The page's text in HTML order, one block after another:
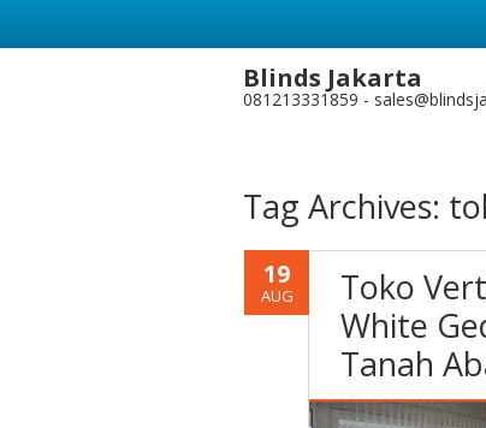
Blinds Jakarta
081213331859 -
Tag Archives:
19
AUG
Toko
White
Tanah